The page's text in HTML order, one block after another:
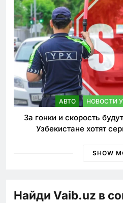
АВТО НОВОСТИ
За гонки и скорость
Узбекистане хотят
SHOW
Найди Vaib.uz в